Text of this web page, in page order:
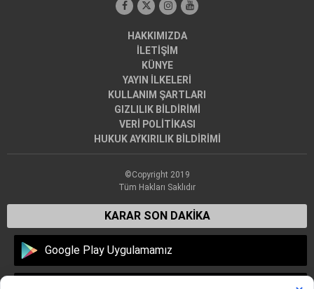
HAKKIMIZDA
İLETİŞİM
KÜNYE
YAYIN İLKELERİ
KULLANIM ŞARTLARI
GIZLILIK BİLDİRİMİ
VERİ POLİTİKASI
HUKUK AYKIRILIK BİLDİRİMİ
©Copyright 2019
Tüm Hakları Saklıdır
KARAR SON DAKİKA
Google Play Uygulamamız